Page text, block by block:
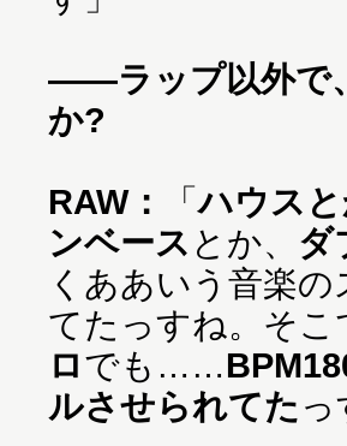
——ラップ以外で
か?
RAW： 「ハウス
ンベース とか、 ダ
くああいう音楽
てたっすね。そこ
ロでも……
ルさせられてた